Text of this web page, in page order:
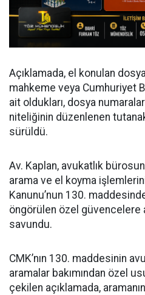
Açıklamada, el konulan
mahkeme veya Cumhuriyet
ait oldukları, dosya
niteliğinin düzenlenen
sürüldü.
Av. Kaplan, avukatlık
arama ve el koyma
Kanunu’nun 130.
öngörülen özel güvencelere
savundu.
CMK’nın 130. maddesinin
aramalar bakımından özel
çekilen açıklamada,